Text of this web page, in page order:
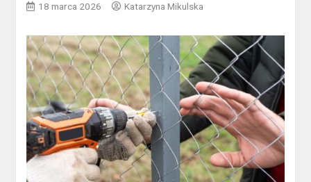
18 marca 2026 Katarzyna Mikulska